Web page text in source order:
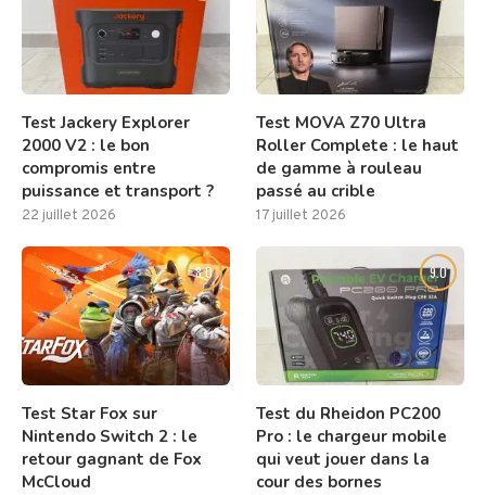
Test Jackery Explorer
2000 V2 : le bon
compromis entre
puissance et transport ?
22 juillet 2026
Test MOVA Z70 Ultra
Roller Complete : le haut
de gamme à rouleau
passé au crible
17 juillet 2026
8.0
Test Star Fox sur
Nintendo Switch 2 : le
retour gagnant de Fox
McCloud
9.0
Test du Rheidon PC200
Pro : le chargeur mobile
qui veut jouer dans la
cour des bornes